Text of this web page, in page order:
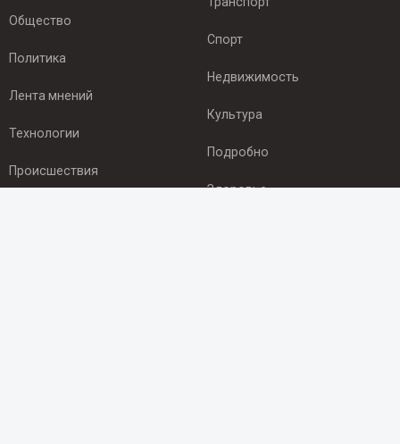
Общество
Политика
Лента мнений
Технологии
Происшествия
Спорт
Недвижимость
Культура
Подробно
Здоровье